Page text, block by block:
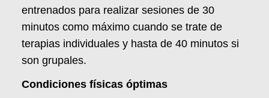
entrenados para realizar sesiones de 30
minutos como máximo cuando se trate de
terapias individuales y hasta de 40 minutos si
son grupales.
Condiciones físicas óptimas